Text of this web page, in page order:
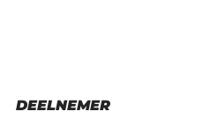
DEELNEMER